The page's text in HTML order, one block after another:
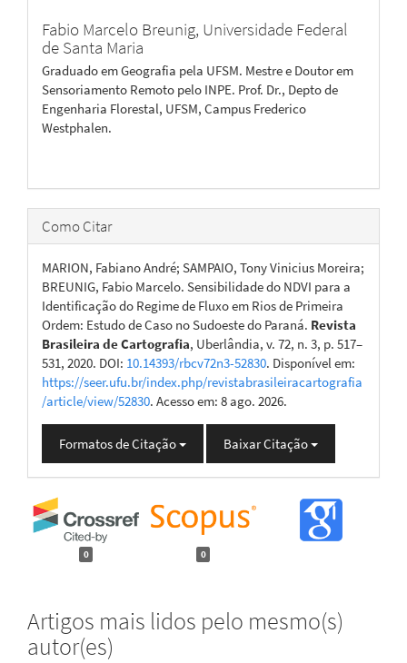
Fabio Marcelo Breunig, Universidade Federal
de Santa Maria
Graduado em Geografia pela UFSM. Mestre e Doutor em
Sensoriamento Remoto pelo INPE. Prof. Dr., Depto de
Engenharia Florestal, UFSM, Campus Frederico
Westphalen.
Como Citar
MARION, Fabiano André; SAMPAIO, Tony Vinicius Moreira;
BREUNIG, Fabio Marcelo. Sensibilidade do NDVI para a
Identificação do Regime de Fluxo em Rios de Primeira
Ordem: Estudo de Caso no Sudoeste do Paraná. Revista
Brasileira de Cartografia, Uberlândia, v. 72, n. 3, p. 517–
531, 2020. DOI: 10.14393/rbcv72n3-52830. Disponível em:
https://seer.ufu.br/index.php/revistabrasileiracartografia
/article/view/52830. Acesso em: 8 ago. 2026.
Formatos de Citação Baixar Citação
0 0
Artigos mais lidos pelo mesmo(s)
autor(es)